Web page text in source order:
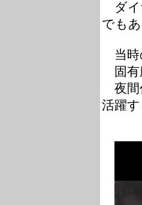
ダイ
でもあ
当
固有
夜間
活躍す